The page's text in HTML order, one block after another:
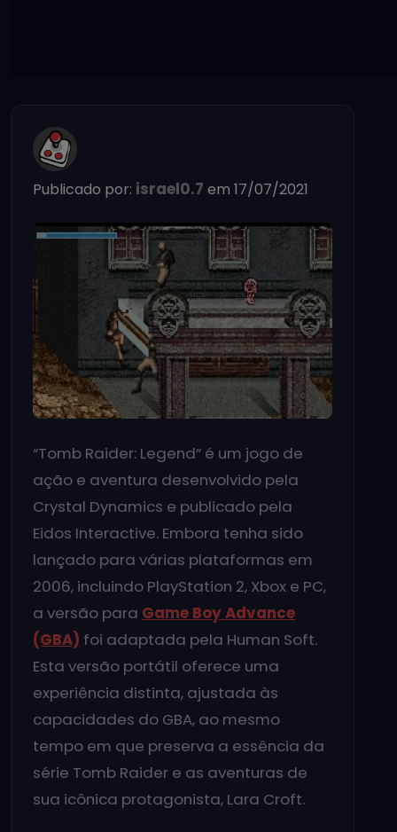
Publicado por: israel0.7 em 17/07/2021
“Tomb Raider: Legend” é um jogo de
ação e aventura desenvolvido pela
Crystal Dynamics e publicado pela
Eidos Interactive. Embora tenha sido
lançado para várias plataformas em
2006, incluindo PlayStation 2, Xbox e PC,
a versão para Game Boy Advance
(GBA) foi adaptada pela Human Soft.
Esta versão portátil oferece uma
experiência distinta, ajustada às
capacidades do GBA, ao mesmo
tempo em que preserva a essência da
série Tomb Raider e as aventuras de
sua icônica protagonista, Lara Croft.